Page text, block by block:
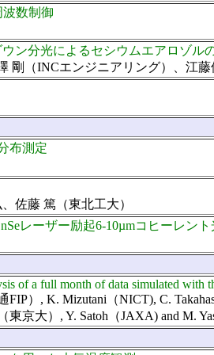
数制御
ン分光によるセシウムエアロゾル
（INCエンジニアリング）、江藤
布測定
佐藤 篤（東北工大）
レーザー励起6-10µmコヒーレント
of a full month of data simulated
FIP）, K. Mizutani（NICT), C.
東京大）, Y. Satoh（JAXA) and M.